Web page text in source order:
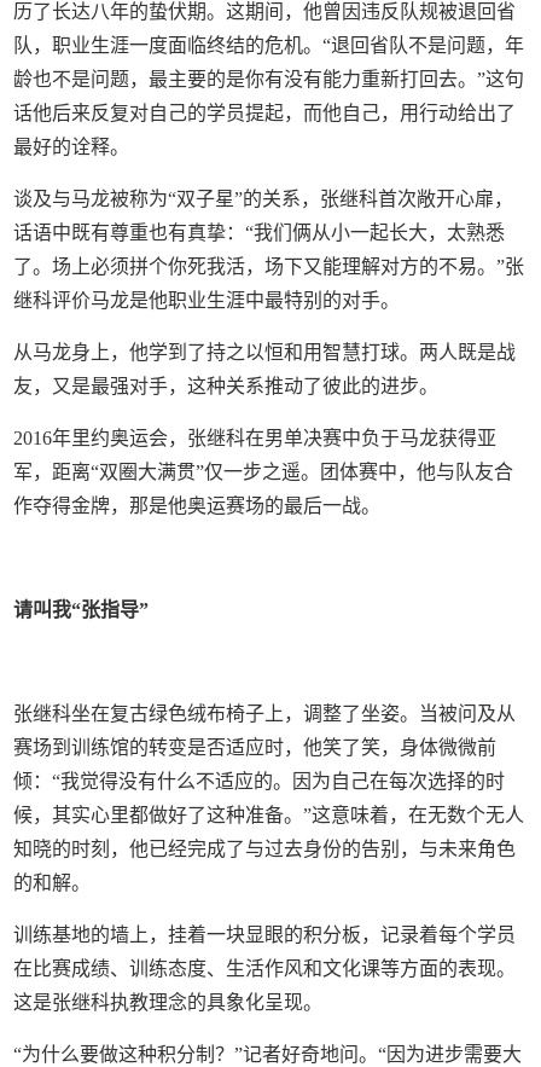
历了长达八年的蛰伏期。这期间，他曾因违反队规被退回省
队，职业生涯一度面临终结的危机。“退回省队不是问题，年
龄也不是问题，最主要的是你有没有能力重新打回去。”这句
话他后来反复对自己的学员提起，而他自己，用行动给出了
最好的诠释。
谈及与马龙被称为“双子星”的关系，张继科首次敞开心扉，
话语中既有尊重也有真挚：“我们俩从小一起长大，太熟悉
了。场上必须拼个你死我活，场下又能理解对方的不易。”张
继科评价马龙是他职业生涯中最特别的对手。
从马龙身上，他学到了持之以恒和用智慧打球。两人既是战
友，又是最强对手，这种关系推动了彼此的进步。
2016年里约奥运会，张继科在男单决赛中负于马龙获得亚
军，距离“双圈大满贯”仅一步之遥。团体赛中，他与队友合
作夺得金牌，那是他奥运赛场的最后一战。
请叫我“张指导”
张继科坐在复古绿色绒布椅子上，调整了坐姿。当被问及从
赛场到训练馆的转变是否适应时，他笑了笑，身体微微前
倾：“我觉得没有什么不适应的。因为自己在每次选择的时
候，其实心里都做好了这种准备。”这意味着，在无数个无人
知晓的时刻，他已经完成了与过去身份的告别，与未来角色
的和解。
训练基地的墙上，挂着一块显眼的积分板，记录着每个学员
在比赛成绩、训练态度、生活作风和文化课等方面的表现。
这是张继科执教理念的具象化呈现。
“为什么要做这种积分制？”记者好奇地问。“因为进步需要大